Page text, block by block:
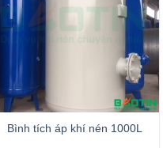
Bình tích áp khí nén 1000L